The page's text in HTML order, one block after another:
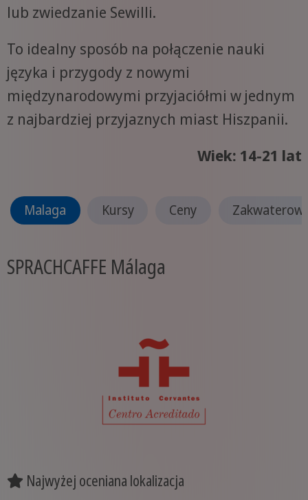
lub zwiedzanie Sewilli.
To idealny sposób na połączenie nauki
języka i przygody z nowymi
międzynarodowymi przyjaciółmi w jednym
z najbardziej przyjaznych miast Hiszpanii.
Wiek: 14-21 lat
Malaga Kursy Ceny
SPRACHCAFFE Málaga
Najwyżej oceniana lokalizacja